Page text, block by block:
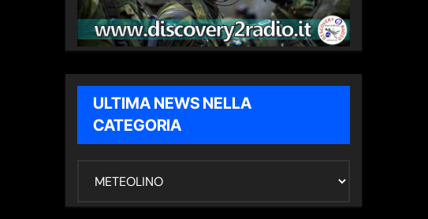
ULTIMA NEWS NELLA
CATEGORIA